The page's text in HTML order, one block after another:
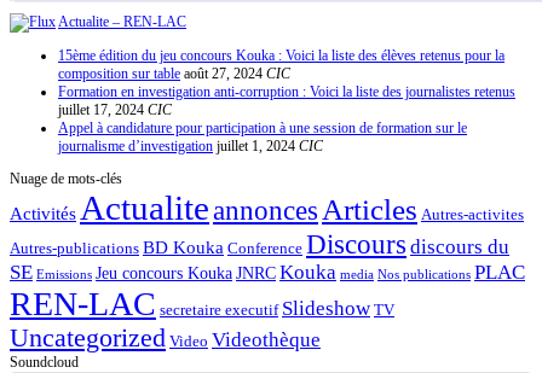
Actualite – REN-LAC
15ème édition du jeu concours Kouka : Voici la liste des élèves retenus pour la
composition sur table août 27, 2024 CIC
Formation en investigation anti-corruption : Voici la liste des journalistes retenus
juillet 17, 2024 CIC
Appel à candidature pour participation à une session de formation sur le
journalisme d’investigation juillet 1, 2024 CIC
Nuage de mots-clés
Activités Actualiteannonces Articles Autres-activites
Autres-publications BD Kouka Conference Discours discours du
SE Emissions Jeu concours KoukaJNRCKouka media Nos publications PLAC
REN-LAC secretaire executif Slideshow TV
Uncategorized Video Videothèque
Soundcloud